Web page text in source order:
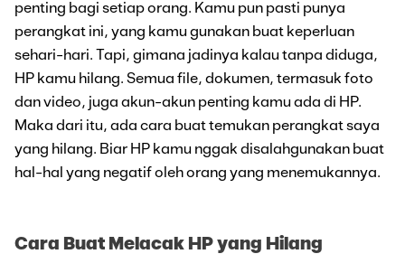
penting bagi setiap orang. Kamu pun pasti punya
perangkat ini, yang kamu gunakan buat keperluan
sehari-hari. Tapi, gimana jadinya kalau tanpa diduga,
HP kamu hilang. Semua file, dokumen, termasuk foto
dan video, juga akun-akun penting kamu ada di HP.
Maka dari itu, ada cara buat temukan perangkat saya
yang hilang. Biar HP kamu nggak disalahgunakan buat
hal-hal yang negatif oleh orang yang menemukannya.
Cara Buat Melacak HP yang Hilang